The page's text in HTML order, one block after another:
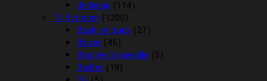
Underlag (114)
Til Rytteren (1200)
Back on track (27)
Bluser (45)
Brocher/slipsenåle (5)
Bælter (19)